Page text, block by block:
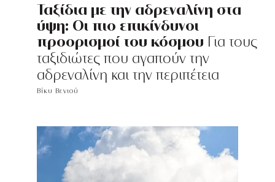
Ταξίδια με την αδρεναλίνη στα
ύψη: Οι πιο επικίνδυνοι
προορισμοί του κόσμου Για τους
ταξιδιώτες που αγαπούν την
αδρεναλίνη και την περιπέτεια
Βίκυ Βενιού